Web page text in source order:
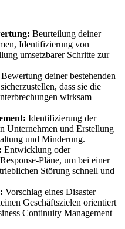
Beurteilung deiner
Identifizierung von
umsetzbarer Schritte zur
Bewertung deiner bestehenden
dass sie die
wirksam
Identifizierung der
Unternehmen und Erstellung
und Minderung.
Entwicklung oder
Pläne, um bei einer
Störung schnell und
Vorschlag eines Disaster
Geschäftszielen orientiert
Continuity Management